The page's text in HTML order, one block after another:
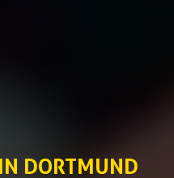
DORTMUND